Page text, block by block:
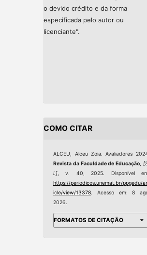
o devido crédito e da forma
especificada pelo autor ou
licenciante".
COMO CITAR
ALCEU, Alceu Zoia. Avaliadores
Revista da Faculdade de Educação,
l.], v. 40, 2025. Disponível
https://periodicos.unemat.br/ppgedu/
icle/view/13378. Acesso em: 8
2026.
FORMATOS DE CITAÇÃO